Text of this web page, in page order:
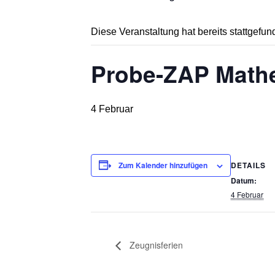
Diese Veranstaltung hat bereits
Probe-ZAP
4 Februar
Zum Kalender hinzufügen
DETAILS
Datum:
4 Februar
Zeugnisferien